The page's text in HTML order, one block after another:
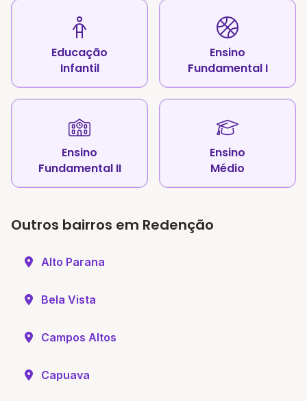
Educação
Infantil
Ensino
Fundamental I
Ensino
Fundamental II
Ensino
Médio
Outros bairros em Redenção
Alto Parana
Bela Vista
Campos Altos
Capuava